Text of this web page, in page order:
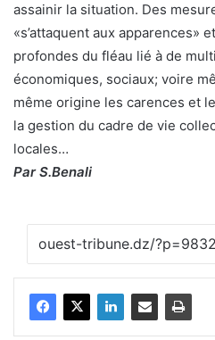
assainir la situation. Des
«s’attaquent aux apparences»
profondes du fléau lié à de
économiques, sociaux; voire
même origine les carences et
la gestion du cadre de vie
locales…
Par S.Benali